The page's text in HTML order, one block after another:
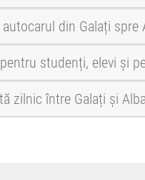
din Galați spre
studenți, elevi și
zilnic între Galați și